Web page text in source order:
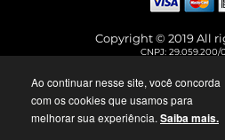
Ao continuar nesse site, você concorda
com os cookies que usamos para
melhorar sua experiência. Saiba mais.
Copyright © 2019 All
CNPJ: 29.059.200/
Telefone para contato: